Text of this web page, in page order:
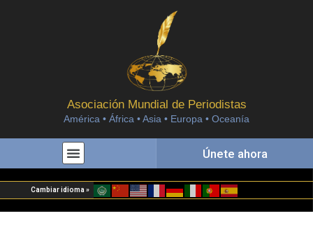
Asociación Mundial de Periodistas
América • África • Asia • Europa • Oceanía
Únete ahora
Cambiar idioma »